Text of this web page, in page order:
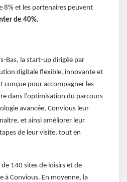
8% et les partenaires peuvent
de 40%.
Bas, la start-up dirigée par
digitale flexible, innovante et
pour accompagner les
dans l’optimisation du parcours
avancée, Convious leur
et ainsi améliorer leur
de leur visite, tout en
140 sites de loisirs et de
à Convious. En moyenne, la